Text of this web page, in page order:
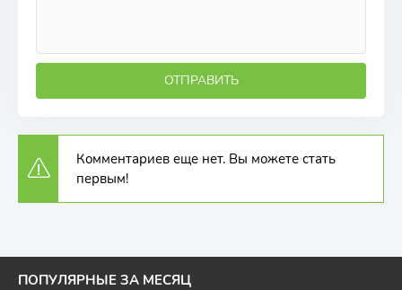
ОТПРАВИТЬ
Комментариев еще нет. Вы можете стать
первым!
ПОПУЛЯРНЫЕ ЗА МЕСЯЦ